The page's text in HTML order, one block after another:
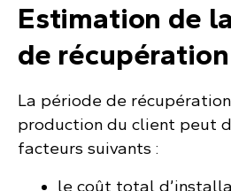
Estimation de
de récupération
La période de
production du client peut
facteurs suivants :
le coût total